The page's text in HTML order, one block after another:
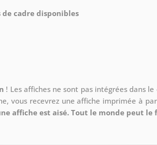
de cadre disponibles
! Les affiches ne sont pas intégrées dans
vous recevrez une affiche imprimée à
affiche est aisé. Tout le monde peut le